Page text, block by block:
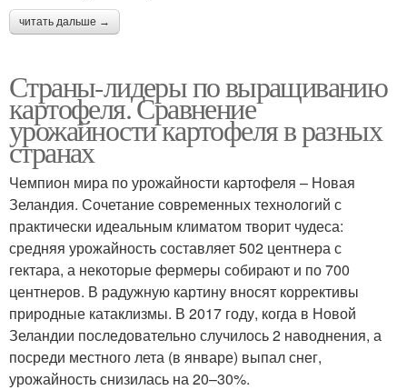
читать дальше →
Страны-лидеры по выращиванию
картофеля. Сравнение
урожайности картофеля в разных
странах
Чемпион мира по урожайности картофеля – Новая
Зеландия. Сочетание современных технологий с
практически идеальным климатом творит чудеса:
средняя урожайность составляет 502 центнера с
гектара, а некоторые фермеры собирают и по 700
центнеров. В радужную картину вносят коррективы
природные катаклизмы. В 2017 году, когда в Новой
Зеландии последовательно случилось 2 наводнения, а
посреди местного лета (в январе) выпал снег,
урожайность снизилась на 20–30%.